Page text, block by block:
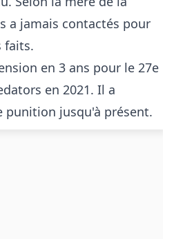
a jamais contactés pour
faits.
en 3 ans pour le 27e
en 2021. Il a
punition jusqu'à présent.